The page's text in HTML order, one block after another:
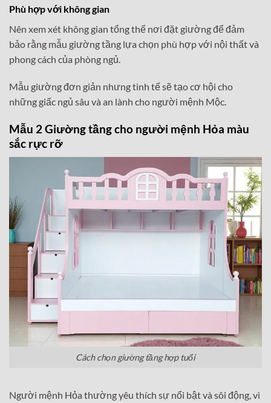
Phù hợp với không gian
Nên xem xét không gian tổng thể nơi đặt giường để đảm
bảo rằng mẫu giường tầng lựa chọn phù hợp với nội thất và
phong cách của phòng ngủ.
Mẫu giường đơn giản nhưng tinh tế sẽ tạo cơ hội cho
những giấc ngủ sâu và an lành cho người mệnh Mộc.
Mẫu 2 Giường tầng cho người mệnh Hỏa màu
sắc rực rỡ
Cách chọn giường tầng hợp tuổi
Người mệnh Hỏa thường yêu thích sự nổi bật và sôi động, vì